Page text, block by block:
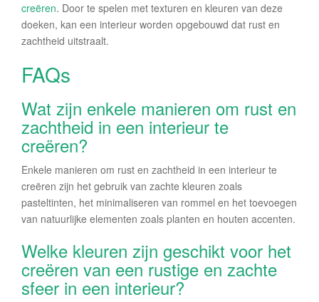
creëren. Door te spelen met texturen en kleuren van deze
doeken, kan een interieur worden opgebouwd dat rust en
zachtheid uitstraalt.
FAQs
Wat zijn enkele manieren om rust en
zachtheid in een interieur te
creëren?
Enkele manieren om rust en zachtheid in een interieur te
creëren zijn het gebruik van zachte kleuren zoals
pasteltinten, het minimaliseren van rommel en het toevoegen
van natuurlijke elementen zoals planten en houten accenten.
Welke kleuren zijn geschikt voor het
creëren van een rustige en zachte
sfeer in een interieur?